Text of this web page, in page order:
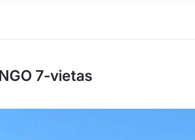
7-vietas